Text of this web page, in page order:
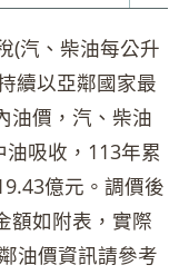
(汽、柴油每公升
續以亞鄰國家最
油價，汽、柴油
吸收，113年累
億元。調價後
額如附表，實際
油價資訊請參考